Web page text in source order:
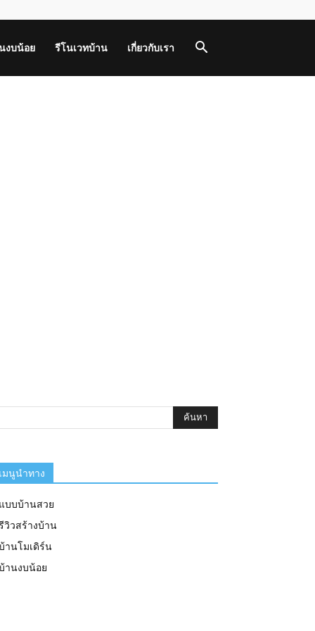
งบน้อย รีโนเวทบ้าน เกี่ยวกับเรา
เมนูนำทาง
แบบบ้านสวย
วิวสร้างบ้าน
านโมเดิร์น
านงบน้อย